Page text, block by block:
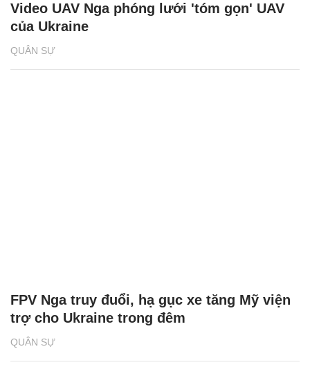
QUÂN SỰ
Video UAV Nga phóng lưới 'tóm gọn' UAV
của Ukraine
QUÂN SỰ
FPV Nga truy đuổi, hạ gục xe tăng Mỹ viện
trợ cho Ukraine trong đêm